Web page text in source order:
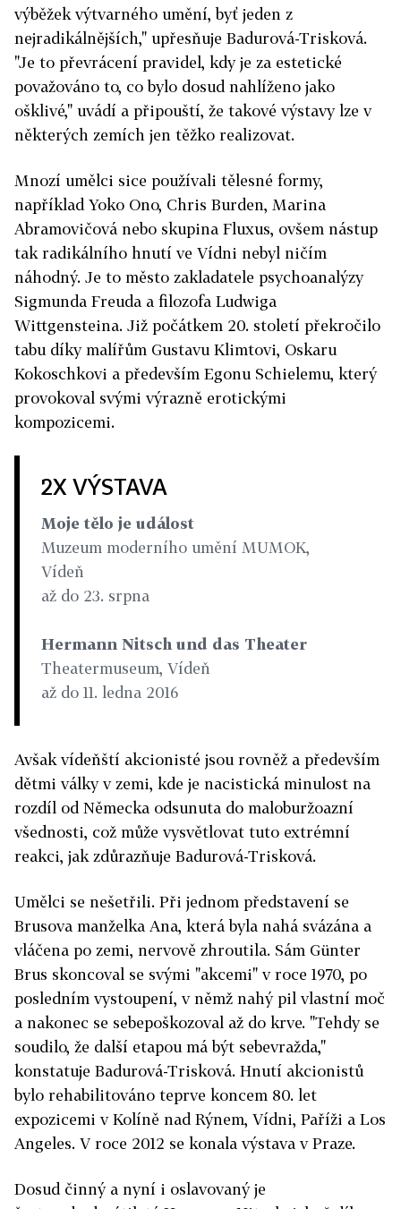
výběžek výtvarného umění, byť jeden z
nejradikálnějších," upřesňuje Badurová-Trisková.
"Je to převrácení pravidel, kdy je za estetické
považováno to, co bylo dosud nahlíženo jako
ošklivé," uvádí a připouští, že takové výstavy lze v
některých zemích jen těžko realizovat.
Mnozí umělci sice používali tělesné formy,
například Yoko Ono, Chris Burden, Marina
Abramovičová nebo skupina Fluxus, ovšem nástup
tak radikálního hnutí ve Vídni nebyl ničím
náhodný. Je to město zakladatele psychoanalýzy
Sigmunda Freuda a filozofa Ludwiga
Wittgensteina. Již počátkem 20. století překročilo
tabu díky malířům Gustavu Klimtovi, Oskaru
Kokoschkovi a především Egonu Schielemu, který
provokoval svými výrazně erotickými
kompozicemi.
2X VÝSTAVA
Moje tělo je událost
Muzeum moderního umění MUMOK,
Vídeň
až do 23. srpna
Hermann Nitsch und das Theater
Theatermuseum, Vídeň
až do 11. ledna 2016
Avšak vídeňští akcionisté jsou rovněž a především
dětmi války v zemi, kde je nacistická minulost na
rozdíl od Německa odsunuta do maloburžoazní
všednosti, což může vysvětlovat tuto extrémní
reakci, jak zdůrazňuje Badurová-Trisková.
Umělci se nešetřili. Při jednom představení se
Brusova manželka Ana, která byla nahá svázána a
vláčena po zemi, nervově zhroutila. Sám Günter
Brus skoncoval se svými "akcemi" v roce 1970, po
posledním vystoupení, v němž nahý pil vlastní moč
a nakonec se sebepoškozoval až do krve. "Tehdy se
soudilo, že další etapou má být sebevražda,"
konstatuje Badurová-Trisková. Hnutí akcionistů
bylo rehabilitováno teprve koncem 80. let
expozicemi v Kolíně nad Rýnem, Vídni, Paříži a Los
Angeles. V roce 2012 se konala výstava v Praze.
Dosud činný a nyní i oslavovaný je